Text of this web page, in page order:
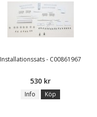
Installationssats - C00861967
530 kr
Info Köp